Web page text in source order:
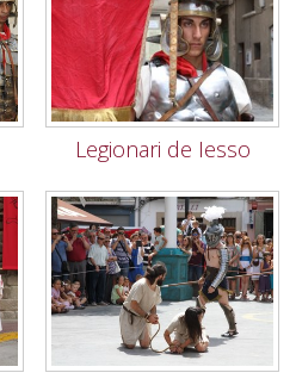
Legionari de Iesso